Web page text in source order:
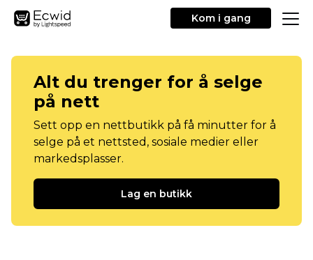
Kom i gang
Alt du trenger for å selge
på nett
Sett opp en nettbutikk på få minutter for å
selge på et nettsted, sosiale medier eller
markedsplasser.
Lag en butikk